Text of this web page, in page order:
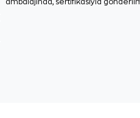
ambalajında, sertifikasıyla